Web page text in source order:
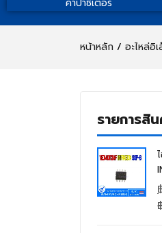
คาปาซิเตอร์
หน้าหลัก อะไหล่อิ
รายการสิ